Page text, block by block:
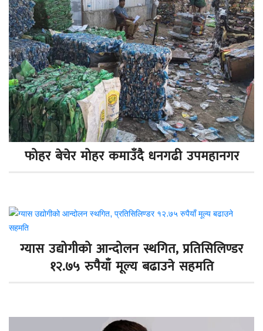
फोहर बेचेर मोहर कमाउँदै धनगढी उपमहानगर
ग्यास उद्योगीको आन्दोलन स्थगित, प्रतिसिलिण्डर
१२.७५ रुपैयाँ मूल्य बढाउने सहमति